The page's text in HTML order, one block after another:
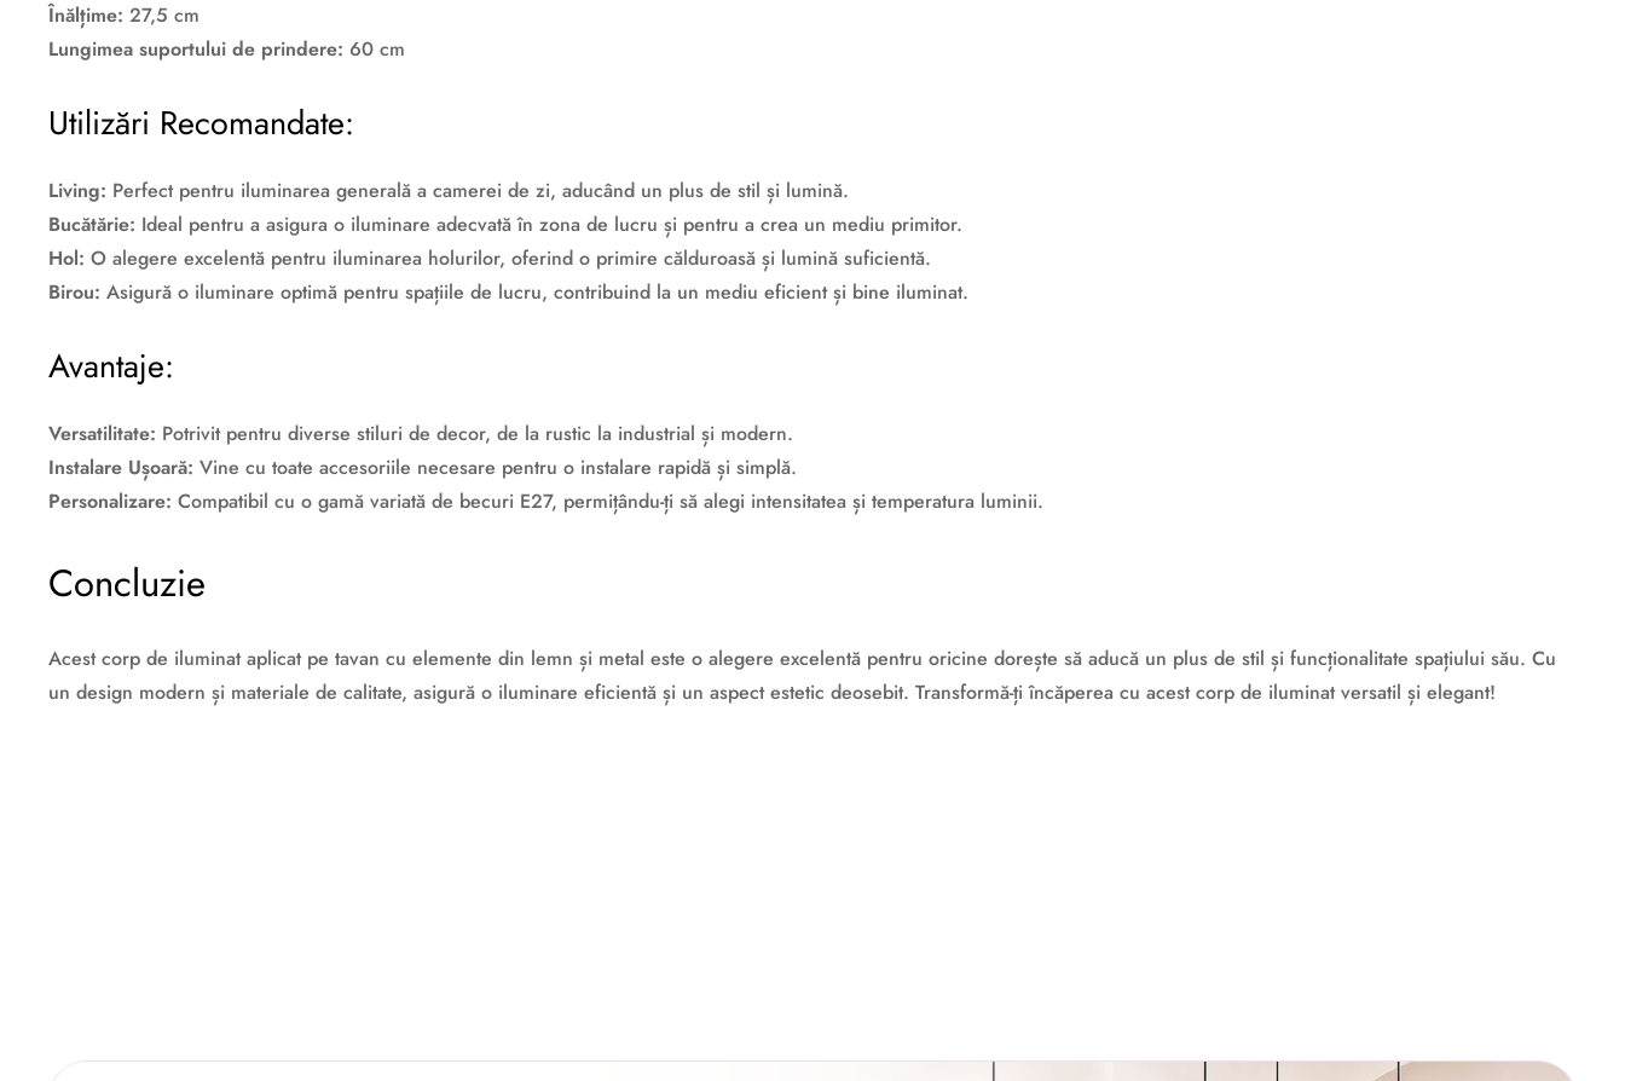
Înălțime: 27,5 cm
Lungimea suportului de prindere: 60 cm
Utilizări Recomandate:
Living: Perfect pentru iluminarea generală a camerei de zi, aducând un plus de stil și lumină.
Bucătărie: Ideal pentru a asigura o iluminare adecvată în zona de lucru și pentru a crea un mediu primitor.
Hol: O alegere excelentă pentru iluminarea holurilor, oferind o primire călduroasă și lumină suficientă.
Birou: Asigură o iluminare optimă pentru spațiile de lucru, contribuind la un mediu eficient și bine iluminat.
Avantaje:
Versatilitate: Potrivit pentru diverse stiluri de decor, de la rustic la industrial și modern.
Instalare Ușoară: Vine cu toate accesoriile necesare pentru o instalare rapidă și simplă.
Personalizare: Compatibil cu o gamă variată de becuri E27, permițându-ți să alegi intensitatea și temperatura luminii.
Concluzie
Acest corp de iluminat aplicat pe tavan cu elemente din lemn și metal este o alegere excelentă pentru oricine dorește să aducă un plus de stil și funcționalitate spațiului său. Cu
un design modern și materiale de calitate, asigură o iluminare eficientă și un aspect estetic deosebit. Transformă-ți încăperea cu acest corp de iluminat versatil și elegant!